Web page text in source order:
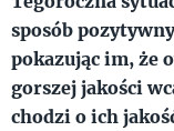
sposób
pokazując im, że
gorszej jakości
chodzi o ich